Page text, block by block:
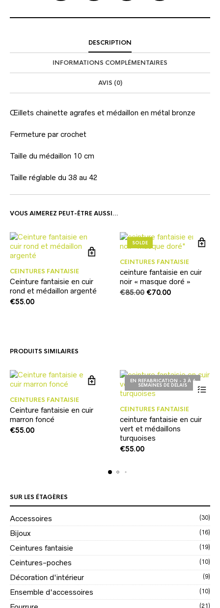
DESCRIPTION
INFORMATIONS COMPLÉMENTAIRES
AVIS (0)
Œillets chainette agrafes et médaillon en métal bronze
Fermeture par crochet
Taille du médaillon 10 cm
Taille réglable du 38 au 42
VOUS AIMEREZ PEUT-ÊTRE AUSSI…
CEINTURES FANTAISIE
Ceinture fantaisie en cuir
rond et médaillon argenté
€55.00
SOLDE
CEINTURES FANTAISIE
ceinture fantaisie en cuir
noir « masque doré »
€85.00 Le
€70.00Le
PRODUITS SIMILAIRES
CEINTURES FANTAISIE
Ceinture fantaisie en cuir
marron foncé
€55.00
EN REFABRICATION - 3 À 6
SEMAINES DE DÉLAIS
CEINTURES FANTAISIE
ceinture fantaisie en cuir
vert et médaillons
turquoises
€55.00
SUR LES ÉTAGÈRES
Accessoires (30)
Bijoux (16)
Ceintures fantaisie (19)
Ceintures-poches (10)
Décoration d'intérieur (9)
Ensemble d'accessoires (10)
(21)